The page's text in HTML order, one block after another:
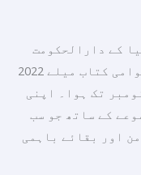
کے دارالحکومت
جکارتہ میں انڈونیشیا کے بین الاقوامی کتاب میلے 2022
میں شرکت کی جس کا انعقاد 9 سے 13 نومبر تک ہوا۔ اپنی
کے ساتھ جو سب
اور بقائے باہمی